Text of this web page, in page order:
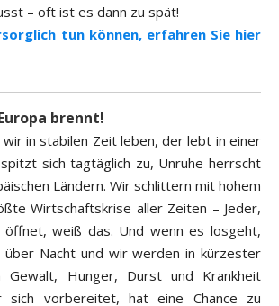
– oft ist es dann zu spät!
tun können, erfahren Sie hier
brennt!
in stabilen Zeit leben, der lebt in einer
sich tagtäglich zu, Unruhe herrscht
Ländern. Wir schlittern mit hohem
Wirtschaftskrise aller Zeiten – Jeder,
öffnet, weiß das. Und wenn es losgeht,
über Nacht und wir werden in kürzester
Hunger, Durst und Krankheit
sich vorbereitet, hat eine Chance zu